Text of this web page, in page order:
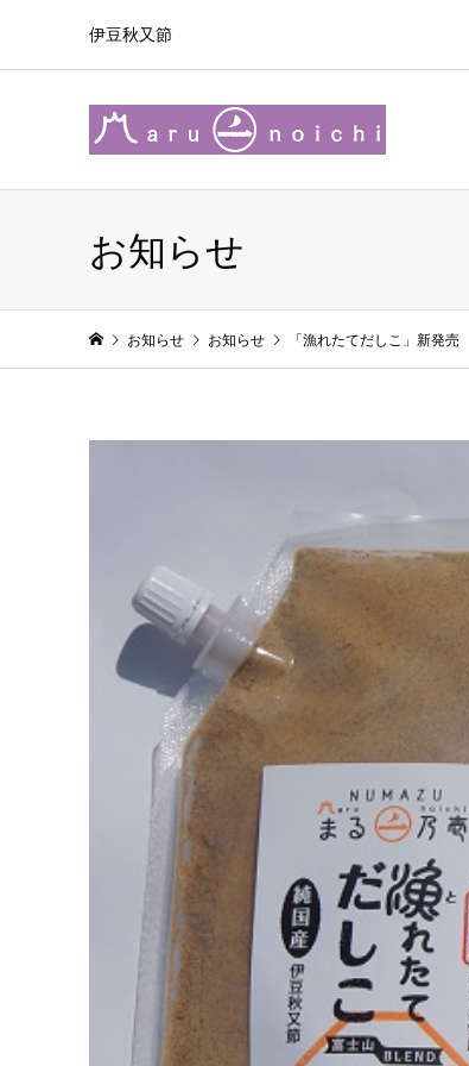
伊豆秋又節
お知らせ
お知らせ お知らせ 「漁れたてだしこ」新発売